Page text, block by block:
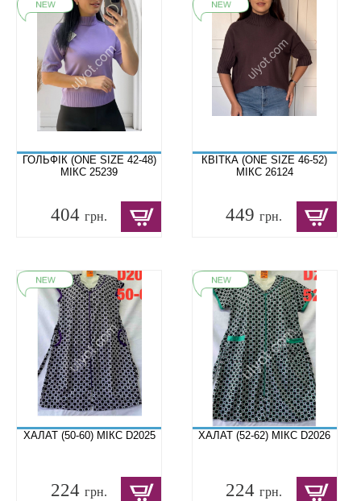
ГОЛЬФІК (ONE SIZE 42-48)
МІКС 25239
404 грн.
КВІТКА (ONE SIZE 46-52)
МІКС 26124
449грн.
ХАЛАТ (50-60) МІКС D2025
224 грн.
ХАЛАТ (52-62) МІКС D2026
224грн.